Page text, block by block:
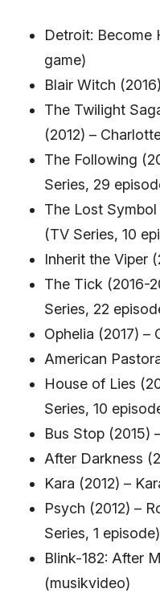
Detroit: Become
game)
Blair Witch
The Twilight
(2012) –
The Following
Series, 29
The Lost
(TV Series, 10
Inherit the Viper
The Tick (2016-
Series, 22
Ophelia (2017) –
American
House of Lies
Series, 10
Bus Stop (2015)
After Darkness
Kara (2012) –
Psych (2012) –
Series, 1 episode)
Blink-182: After
(musikvideo)